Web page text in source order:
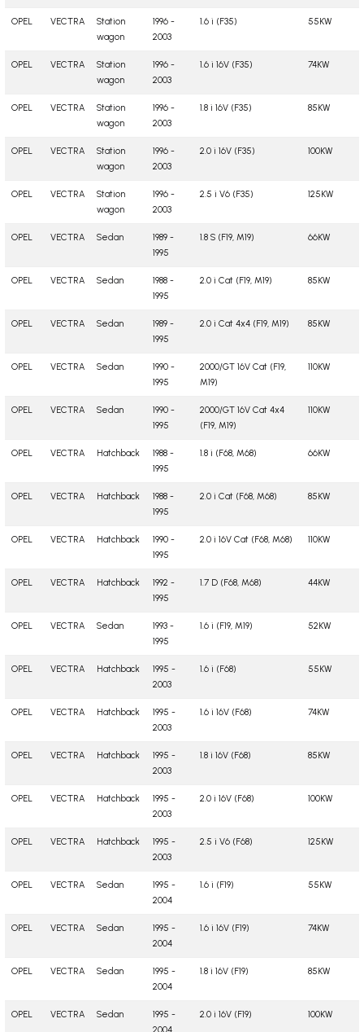
OPEL VECTRA
Station
wagon
1996 -
2003
1.6 i (F35) 55KW
OPEL VECTRA
Station
wagon
1996 -
2003
1.6 i 16V (F35) 74KW
OPEL VECTRA
Station
wagon
1996 -
2003
1.8 i 16V (F35) 85KW
OPEL VECTRA
Station
wagon
1996 -
2003
2.0 i 16V (F35) 100KW
OPEL VECTRA
Station
wagon
1996 -
2003
2.5 i V6 (F35) 125KW
OPEL VECTRA Sedan
1989 -
1995
1.8 S (F19, M19) 66KW
OPEL VECTRA Sedan
1988 -
1995
2.0 i Cat (F19, M19) 85KW
OPEL VECTRA Sedan
1989 -
1995
2.0 i Cat 4x4 (F19, M19) 85KW
OPEL VECTRA Sedan
1990 -
1995
2000/GT 16V Cat (F19,
M19)
110KW
OPEL VECTRA Sedan
1990 -
1995
2000/GT 16V Cat 4x4
(F19, M19)
110KW
OPEL VECTRA Hatchback
1988 -
1995
1.8 i (F68, M68) 66KW
OPEL VECTRA Hatchback
1988 -
1995
2.0 i Cat (F68, M68) 85KW
OPEL VECTRA Hatchback
1990 -
1995
2.0 i 16V Cat (F68, M68) 110KW
OPEL VECTRA Hatchback
1992 -
1995
1.7 D (F68, M68) 44KW
OPEL VECTRA Sedan
1993 -
1995
1.6 i (F19, M19) 52KW
OPEL VECTRA Hatchback
1995 -
2003
1.6 i (F68) 55KW
OPEL VECTRA Hatchback
1995 -
2003
1.6 i 16V (F68) 74KW
OPEL VECTRA Hatchback
1995 -
2003
1.8 i 16V (F68) 85KW
OPEL VECTRA Hatchback
1995 -
2003
2.0 i 16V (F68) 100KW
OPEL VECTRA Hatchback
1995 -
2003
2.5 i V6 (F68) 125KW
OPEL VECTRA Sedan
1995 -
2004
1.6 i (F19) 55KW
OPEL VECTRA Sedan
1995 -
2004
1.6 i 16V (F19) 74KW
OPEL VECTRA Sedan
1995 -
2004
1.8 i 16V (F19) 85KW
OPEL VECTRA Sedan
1995 -
2.0 i 16V (F19) 100KW